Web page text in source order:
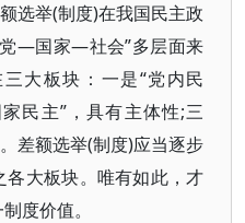
选举(制度)在我国民主政
—国家—社会”多层面来
大板块：一是“党内民
民主”，具有主体性;三
差额选举(制度)应当逐步
大板块。唯有如此，才
度价值。